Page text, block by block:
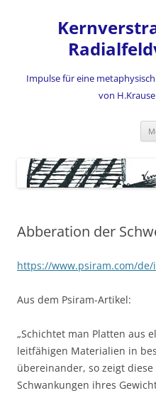
Impulse für eine
von
Abberation der
https://www.psiram.com/
Aus dem Psiram-Artikel:
„Schichtet man Platten aus
leitfähigen Materialien in
übereinander, so zeigt
Schwankungen ihres